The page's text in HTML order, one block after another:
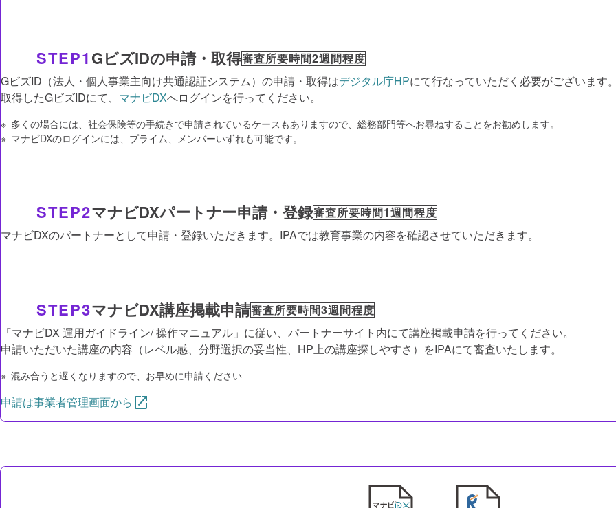
STEP1GビズIDの申請・取得審査所要時間2週間程度
GビズID（法人・個人事業主向け共通認証システム）の申請・取得はデジタル庁HPにて行なっていただく必要がございます
取得したGビズIDにて、 マナビDXへログインを行ってください。
多くの場合には、社会保険等の手続きで申請されているケースもありますので、総務部門等へお尋ねすることをお勧めします。
マナビDXのログインには、プライム、メンバーいずれも可能です。
STEP2マナビDXパートナー申請・登録審査所要時間1週間程度
マナビDXのパートナーとして申請・登録いただきます。IPAでは教育事業の内容を確認させていただきます。
STEP3マナビDX講座掲載申請審査所要時間3週間程度
「マナビDX 運⽤ガイドライン/ 操作マニュアル」に従い、パートナーサイト内にて講座掲載申請を行ってください。
申請いただいた講座の内容（レベル感、分野選択の妥当性、HP上の講座探しやすさ）をIPAにて審査いたします。
混み合うと遅くなりますので、お早めに申請ください
申請は事業者管理画面から